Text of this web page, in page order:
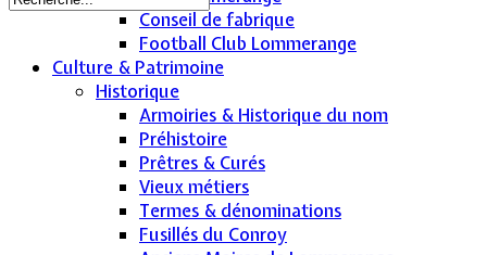
Conseil de fabrique
Football Club Lommerange
Culture & Patrimoine
Historique
Armoiries & Historique du nom
Préhistoire
Prêtres & Curés
Vieux métiers
Termes & dénominations
Fusillés du Conroy